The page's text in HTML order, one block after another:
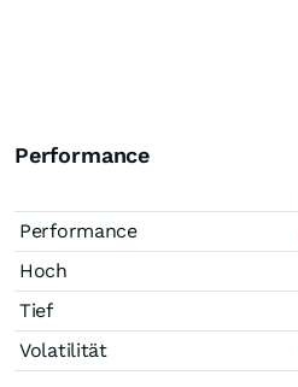
Performance
Performance
Hoch
Tief
Volatilität